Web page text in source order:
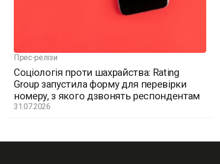
Прес-релізи
Соціологія проти шахрайства: Rating
Group запустила форму для перевірки
номеру, з якого дзвонять респондентам
31.07.2026